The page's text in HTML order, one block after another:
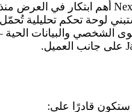
تُحمّل فوريًا بقالب
الحية — كل ذلك بدون